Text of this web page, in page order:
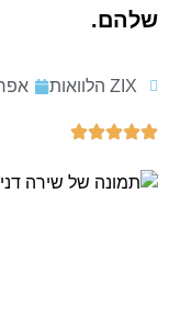
שלהם.
ZIX הלוואות אפריל